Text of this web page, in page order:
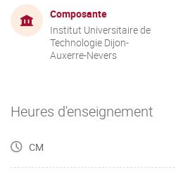
Composante
Institut Universitaire de
Technologie Dijon-
Auxerre-Nevers
Heures d'enseignement
CM